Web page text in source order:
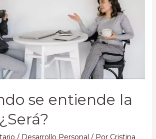
se entiende la
/ Desarrollo Personal / Por Cristina